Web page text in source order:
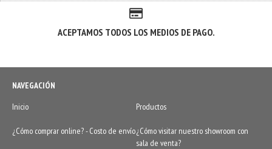
ACEPTAMOS TODOS LOS MEDIOS DE PAGO.
NAVEGACIÓN
Inicio
Productos
¿Cómo comprar online? - Costo de envío¿Cómo visitar nuestro showroom con
sala de venta?